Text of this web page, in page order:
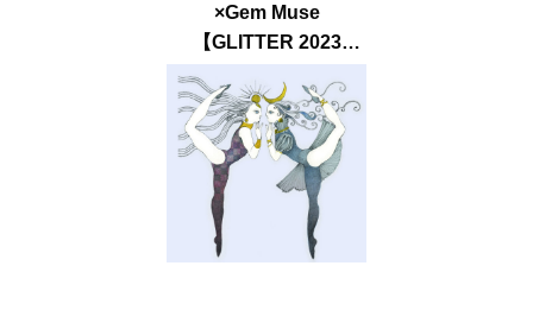
×Gem Muse
【GLITTER 2023
SUMMER issue】